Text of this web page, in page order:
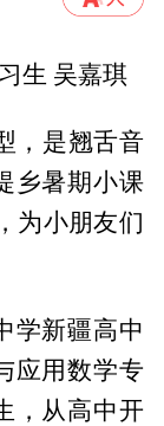
生 吴嘉琪
，是翘舌音
乡暑期小课
为小朋友们
学新疆高中
应用数学专
，从高中开